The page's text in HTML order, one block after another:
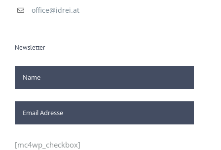
office@idrei.at
Newsletter
[mc4wp_checkbox]